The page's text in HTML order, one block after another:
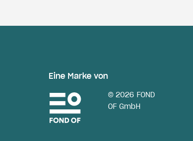
Eine Marke von
© 2026 FOND
OF GmbH